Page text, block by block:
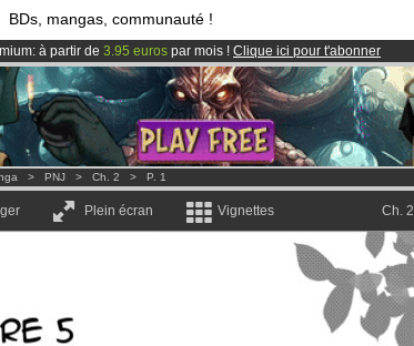
BDs, mangas, communauté !
à partir de 3.95 euros par mois ! Clique ici pour t'abonner
est désormais lancé!.
et 1208BDs & Mangas!
> PNJ > Ch. 2 > P. 1
Plein écran Vignettes Ch. 2